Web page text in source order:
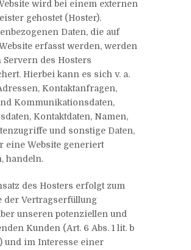
wird bei einem externen
gehostet (Hoster).
Daten, die auf
erfasst werden, werden
Servern des Hosters
Hierbei kann es sich v. a.
Kontaktanfragen,
Kommunikationsdaten,
Kontaktdaten, Namen,
und sonstige Daten,
eine Website generiert
handeln.
des Hosters erfolgt zum
der Vertragserfüllung
unseren potenziellen und
Kunden (Art. 6 Abs. 1 lit. b
und im Interesse einer